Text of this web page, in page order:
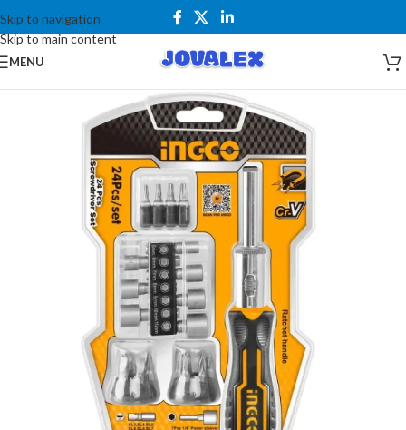
Skip to navigation
Skip to main content
MENU